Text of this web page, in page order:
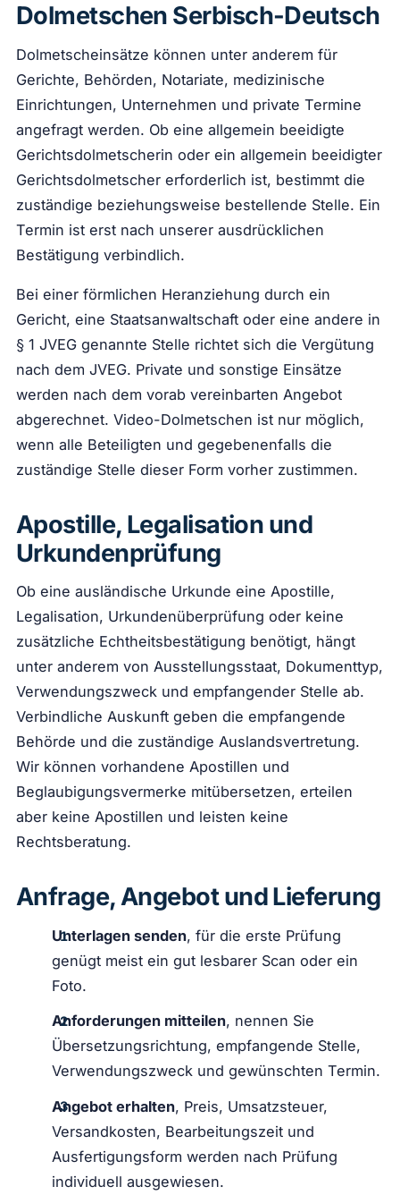
Dolmetschen Serbisch-Deutsch
Dolmetscheinsätze können unter anderem für
Gerichte, Behörden, Notariate, medizinische
Einrichtungen, Unternehmen und private Termine
angefragt werden. Ob eine allgemein beeidigte
Gerichtsdolmetscherin oder ein allgemein beeidigter
Gerichtsdolmetscher erforderlich ist, bestimmt die
zuständige beziehungsweise bestellende Stelle. Ein
Termin ist erst nach unserer ausdrücklichen
Bestätigung verbindlich.
Bei einer förmlichen Heranziehung durch ein
Gericht, eine Staatsanwaltschaft oder eine andere in
§ 1 JVEG genannte Stelle richtet sich die Vergütung
nach dem JVEG. Private und sonstige Einsätze
werden nach dem vorab vereinbarten Angebot
abgerechnet. Video-Dolmetschen ist nur möglich,
wenn alle Beteiligten und gegebenenfalls die
zuständige Stelle dieser Form vorher zustimmen.
Apostille, Legalisation und
Urkundenprüfung
Ob eine ausländische Urkunde eine Apostille,
Legalisation, Urkundenüberprüfung oder keine
zusätzliche Echtheitsbestätigung benötigt, hängt
unter anderem von Ausstellungsstaat, Dokumenttyp,
Verwendungszweck und empfangender Stelle ab.
Verbindliche Auskunft geben die empfangende
Behörde und die zuständige Auslandsvertretung.
Wir können vorhandene Apostillen und
Beglaubigungsvermerke mitübersetzen, erteilen
aber keine Apostillen und leisten keine
Rechtsberatung.
Anfrage, Angebot und Lieferung
Unterlagen senden, für die erste Prüfung
genügt meist ein gut lesbarer Scan oder ein
Foto.
Anforderungen mitteilen, nennen Sie
Übersetzungsrichtung, empfangende Stelle,
Verwendungszweck und gewünschten Termin.
Angebot erhalten, Preis, Umsatzsteuer,
Versandkosten, Bearbeitungszeit und
Ausfertigungsform werden nach Prüfung
individuell ausgewiesen.